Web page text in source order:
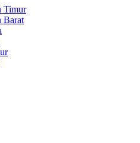
Timur
Barat